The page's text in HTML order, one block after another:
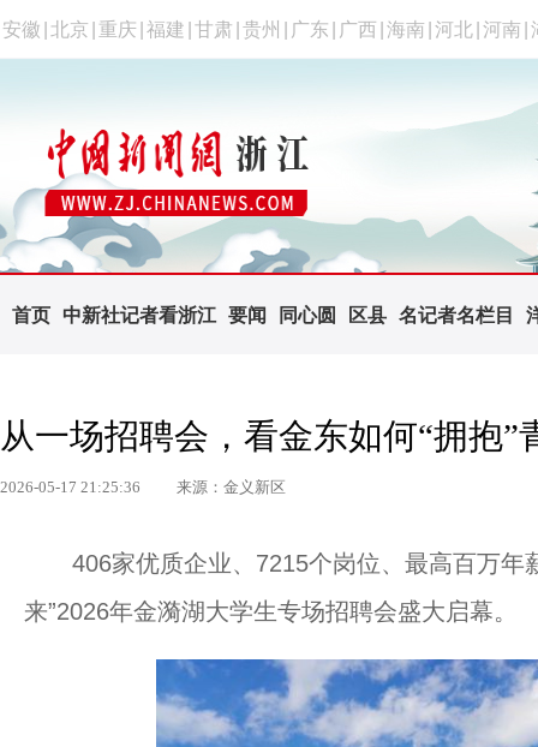
安徽 北京 重庆 福建 甘肃 贵州 广东 广西 海南 河北 河南
首页 中新社记者看浙江 要闻 同心圆 区县 名记者名栏目
从一场招聘会，看金东如何“拥抱”
2026-05-17 21:25:36 来源：金义新区
406家优质企业、7215个岗位、最高百万年
来”2026年金漪湖大学生专场招聘会盛大启幕。